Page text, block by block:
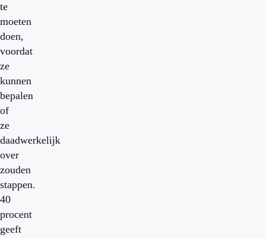
te
moeten
doen,
voordat
ze
kunnen
bepalen
of
ze
daadwerkelijk
over
zouden
stappen.
40
procent
geeft